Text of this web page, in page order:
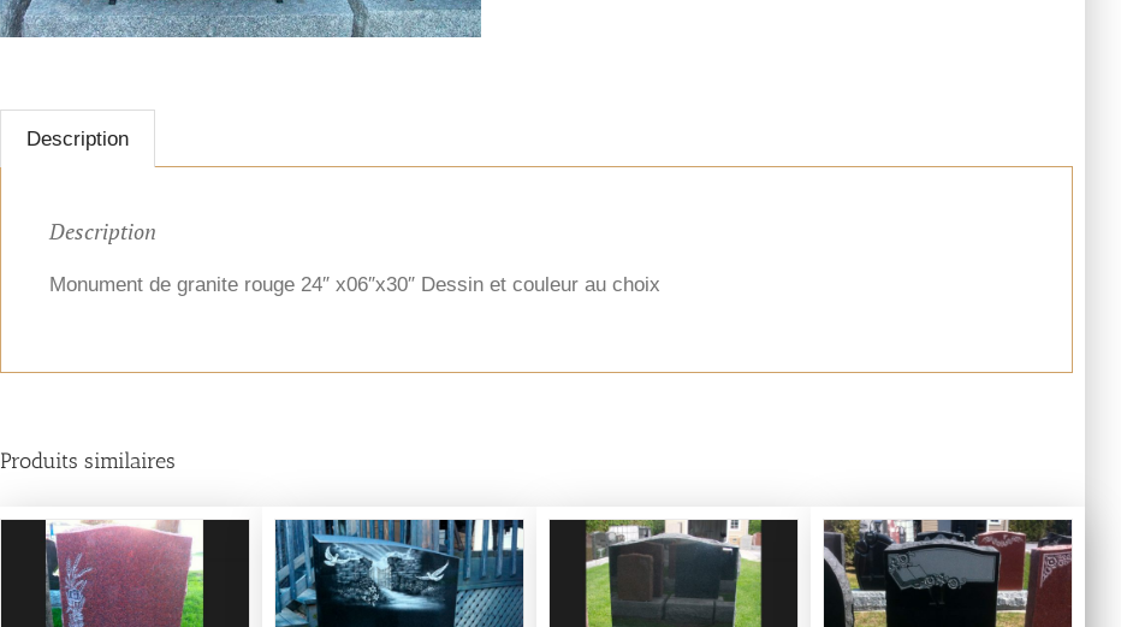
Description
Description
Monument de granite rouge 24″ x06″x30″ Dessin et couleur au choix
Produits similaires